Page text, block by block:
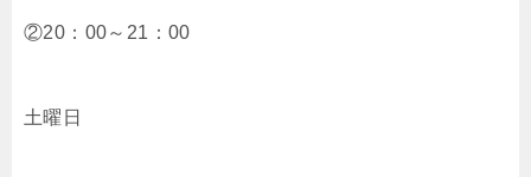
②20：00～21：00
土曜日